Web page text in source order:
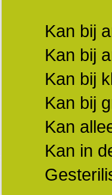
Kan bij
Kan bij
Kan bij
Kan bij
Kan
Kan in